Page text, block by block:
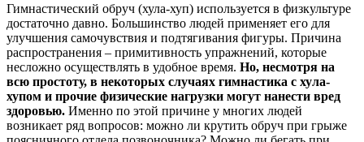
Гимнастический обруч (хула-хуп) используется в физкультуре
достаточно давно. Большинство людей применяет его для
улучшения самочувствия и подтягивания фигуры. Причина
распространения – примитивность упражнений, которые
несложно осуществлять в удобное время. Но, несмотря на
всю простоту, в некоторых случаях гимнастика с хула-
хупом и прочие физические нагрузки могут нанести вред
здоровью. Именно по этой причине у многих людей
возникает ряд вопросов: можно ли крутить обруч при грыже